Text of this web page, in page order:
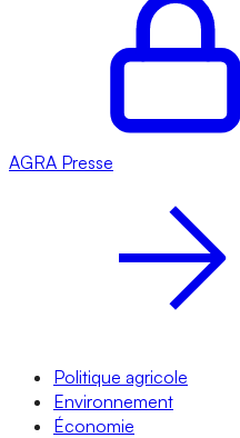
AGRA Presse
Politique agricole
Environnement
Économie